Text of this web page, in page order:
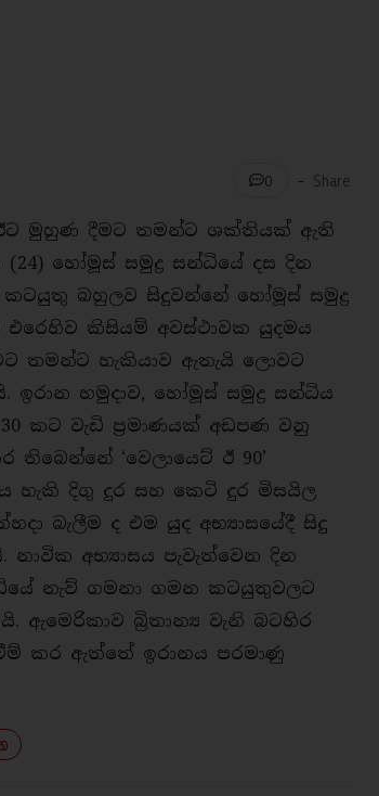
0 - Share
ඊට මුහුණ දීමට තමන්ට ශක්තියක් ඇති
හෝමූස් සමුද්‍ර සන්ධියේ දස දින
කටයුතු බහුලව සිදුවන්නේ හෝමූස් සමුද්‍ර
කිසියම් අවස්ථාවක යුදමය
තමන්ට හැකියාව ඇතැයි ලොවට
ඉරාන හමුදාව, හෝමූස් සමුද්‍ර සන්ධිය
කට වැඩි ප‍්‍රමාණයක් අඩපණ වනු
‘වෙලායෙට් ඊ 90’
හැකි දිගු දුර සහ කෙටි දුර මිසයිල
බැලීම ද එම යුද අභ්‍යාසයේදී සිදු
අභ්‍යාසය පැවැත්වෙන දින
නැව් ගමනා ගමන කටයුතුවලට
ඇමෙරිකාව බි‍්‍රතාන්‍ය වැනි බටහිර
කර ඇත්තේ ඉරානය පරමාණු